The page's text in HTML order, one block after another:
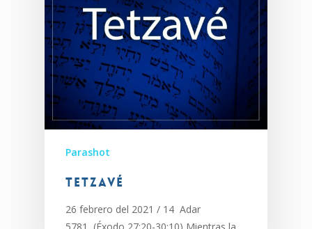
Parashot
Tetzavé
26 febrero del 2021 / 14 Adar